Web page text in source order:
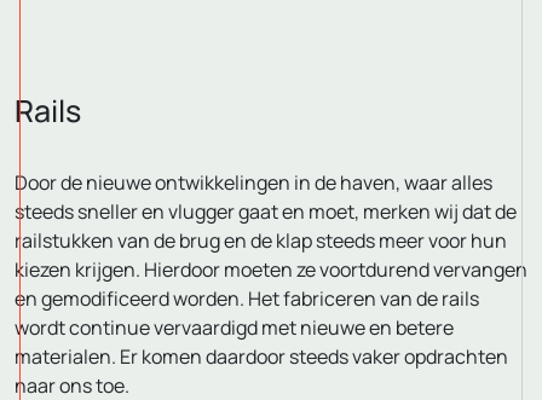
Rails
Door de nieuwe ontwikkelingen in de haven, waar alles
steeds sneller en vlugger gaat en moet, merken wij dat de
railstukken van de brug en de klap steeds meer voor hun
kiezen krijgen. Hierdoor moeten ze voortdurend vervangen
en gemodificeerd worden. Het fabriceren van de rails
wordt continue vervaardigd met nieuwe en betere
materialen. Er komen daardoor steeds vaker opdrachten
naar ons toe.